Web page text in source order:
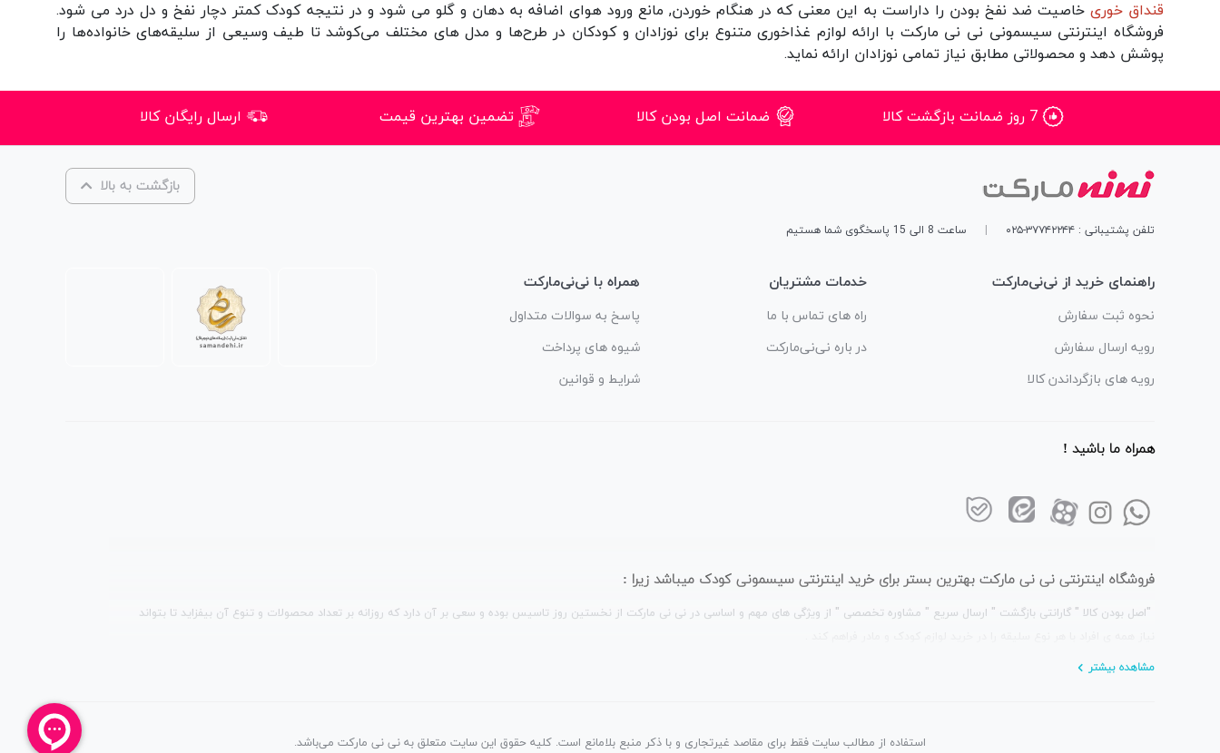
قنداق خوری خاصیت ضد نفخ بودن را داراست به این معنی که در هنگام خوردن, مانع ورود هوای اضافه به دهان و گلو می شود و در نتیجه کودک کمتر دچار نفخ و دل درد می شود.
فروشگاه اینترنتی سیسمونی نی نی مارکت با ارائه لوازم غذاخوری متنوع برای نوزادان و کودکان در طرح‌ها و مدل های مختلف می‌کوشد تا طیف وسیعی از سلیقه‌های خانواده‌ها را
پوشش دهد و محصولاتی مطابق نیاز تمامی نوزادان ارائه نماید.
7 روز ضمانت بازگشت کالا ضمانت اصل بودن کالا تضمین بهترین قیمت ارسال رایگان کالا
بازگشت به بالا
تلفن پشتیبانی : ۳۷۷۴۲۲۴۴-۰۲۵ ساعت 8 الی 15 پاسخگوی شما هستیم
راهنمای خرید از نی‌نی‌مارکت
نحوه ثبت سفارش
رویه ارسال سفارش
رویه های بازگرداندن کالا
خدمات مشتریان
راه های تماس با ما
در باره نی‌نی‌مارکت
همراه با نی‌نی‌مارکت
پاسخ به سوالات متداول
شیوه های پرداخت
شرایط و قوانین
همراه ما باشید !
فروشگاه اینترنتی نی نی مارکت بهترین بستر برای خرید اینترنتی سیسمونی کودک میباشد زیرا :
"اصل بودن کالا " گارانتی بازگشت " ارسال سریع " مشاوره تخصصی " از ویژگی های مهم و اساسی در نی نی مارکت از نخستین روز تاسیس بوده و سعی بر آن دارد که روزانه بر تعداد محصولات و تنوع آن بیفزاید تا بتواند
مشاهده بیشتر
استفاده از مطالب سایت فقط برای مقاصد غیرتجاری و با ذکر منبع بلامانع است. کلیه حقوق این سایت متعلق به نی نی مارکت می‌باشد.